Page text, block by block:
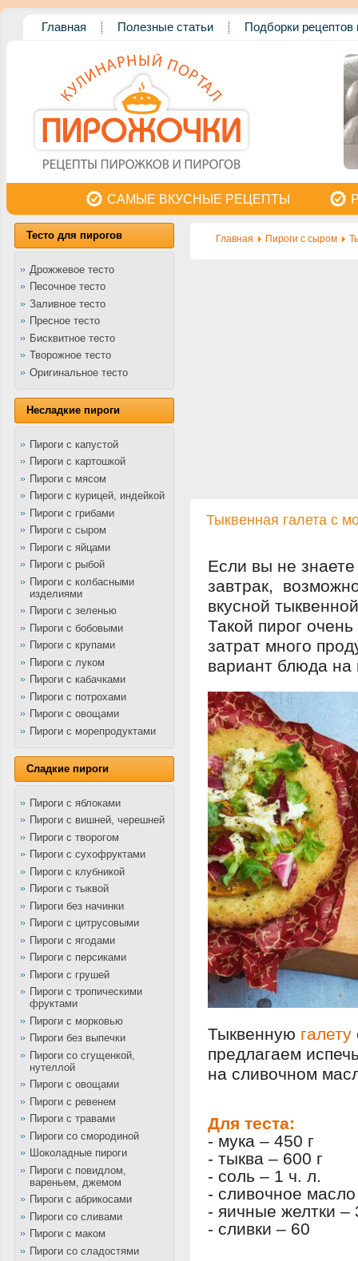
Главная Полезные статьи Подборки рецептов
САМЫЕ ВКУСНЫЕ РЕЦЕПТЫ
Тесто для пирогов
Дрожжевое тесто
Песочное тесто
Заливное тесто
Пресное тесто
Бисквитное тесто
Творожное тесто
Оригинальное тесто
Несладкие пироги
Пироги с капустой
Пироги с картошкой
Пироги с мясом
Пироги с курицей, индейкой
Пироги с грибами
Пироги с сыром
Пироги с яйцами
Пироги с рыбой
Пироги с колбасными
изделиями
Пироги с зеленью
Пироги с бобовыми
Пироги с крупами
Пироги с луком
Пироги с кабачками
Пироги с потрохами
Пироги с овощами
Пироги с морепродуктами
Сладкие пироги
Пироги с яблоками
Пироги с вишней, черешней
Пироги с творогом
Пироги с сухофруктами
Пироги с клубникой
Пироги с тыквой
Пироги без начинки
Пироги с цитрусовыми
Пироги с ягодами
Пироги с персиками
Пироги с грушей
Пироги с тропическими
фруктами
Пироги с морковью
Пироги без выпечки
Пироги со сгущенкой,
нутеллой
Пироги с овощами
Пироги с ревенем
Пироги с травами
Пироги со смородиной
Шоколадные пироги
Пироги с повидлом,
вареньем, джемом
Пироги с абрикосами
Пироги со сливами
Пироги с маком
Пироги со сладостями
Главная Пироги с сыром
Тыквенная галета с
Если вы не
завтрак,
вкусной
Такой пирог
затрат много
вариант блюда
Тыквенную галету
предлагаем
на сливочном
Для теста:
- мука – 450 г
- тыква – 600 г
- соль – 1 ч. л.
- сливочное
- яичные желтки –
- сливки – 60